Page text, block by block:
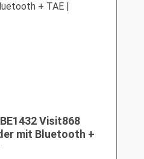
Visit868
mit Bluetooth +